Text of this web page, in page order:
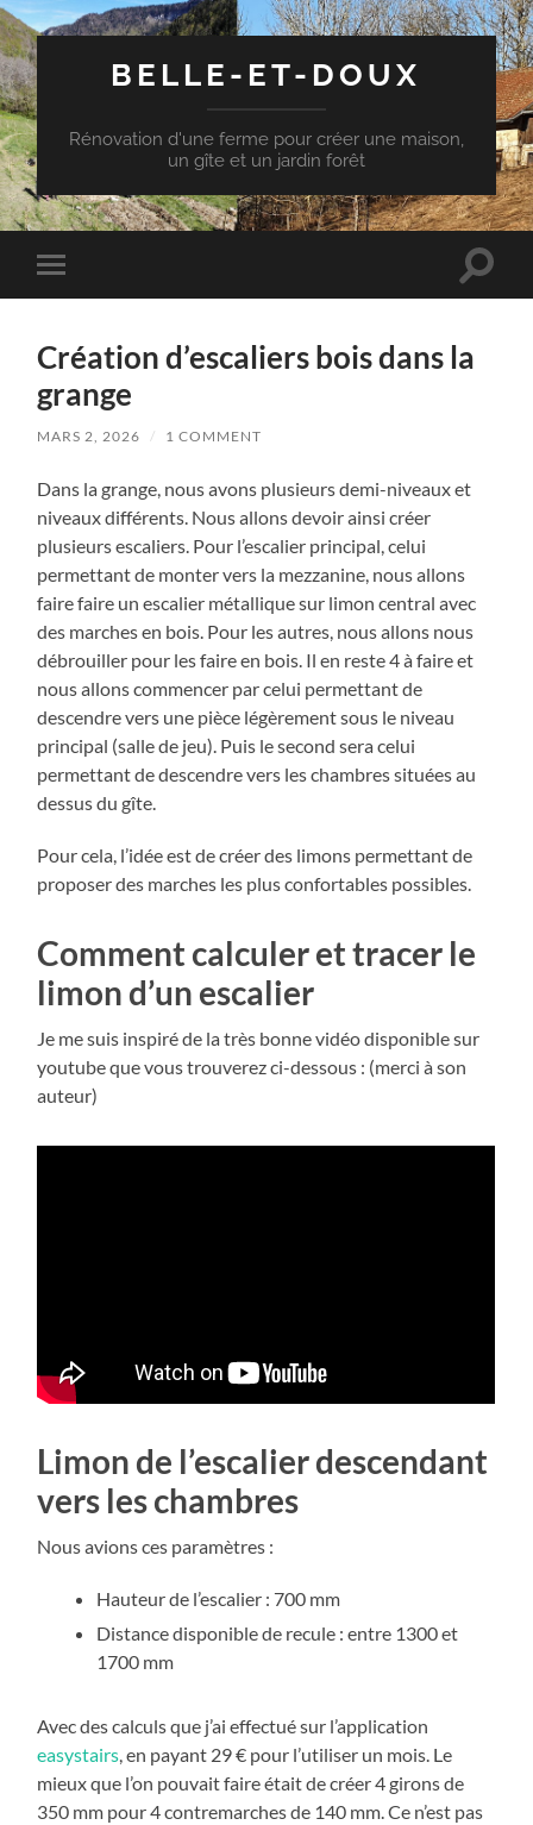
BELLE-ET-DOUX
Rénovation d'une ferme pour créer une maison,
un gîte et un jardin forêt
Toggle
mobile
Toggle
Création d’escaliers bois dans la
grange
MARS 2, 2026 / 1 COMMENT
Dans la grange, nous avons plusieurs demi-niveaux et
niveaux différents. Nous allons devoir ainsi créer
plusieurs escaliers. Pour l’escalier principal, celui
permettant de monter vers la mezzanine, nous allons
faire faire un escalier métallique sur limon central avec
des marches en bois. Pour les autres, nous allons nous
débrouiller pour les faire en bois. Il en reste 4 à faire et
nous allons commencer par celui permettant de
descendre vers une pièce légèrement sous le niveau
principal (salle de jeu). Puis le second sera celui
permettant de descendre vers les chambres situées au
dessus du gîte.
Pour cela, l’idée est de créer des limons permettant de
proposer des marches les plus confortables possibles.
Comment calculer et tracer le
limon d’un escalier
Je me suis inspiré de la très bonne vidéo disponible sur
youtube que vous trouverez ci-dessous : (merci à son
auteur)
Limon de l’escalier descendant
vers les chambres
Nous avions ces paramètres :
Hauteur de l’escalier : 700 mm
Distance disponible de recule : entre 1300 et
1700 mm
Avec des calculs que j’ai effectué sur l’application
easystairs, en payant 29 € pour l’utiliser un mois. Le
mieux que l’on pouvait faire était de créer 4 girons de
350 mm pour 4 contremarches de 140 mm. Ce n’est pas